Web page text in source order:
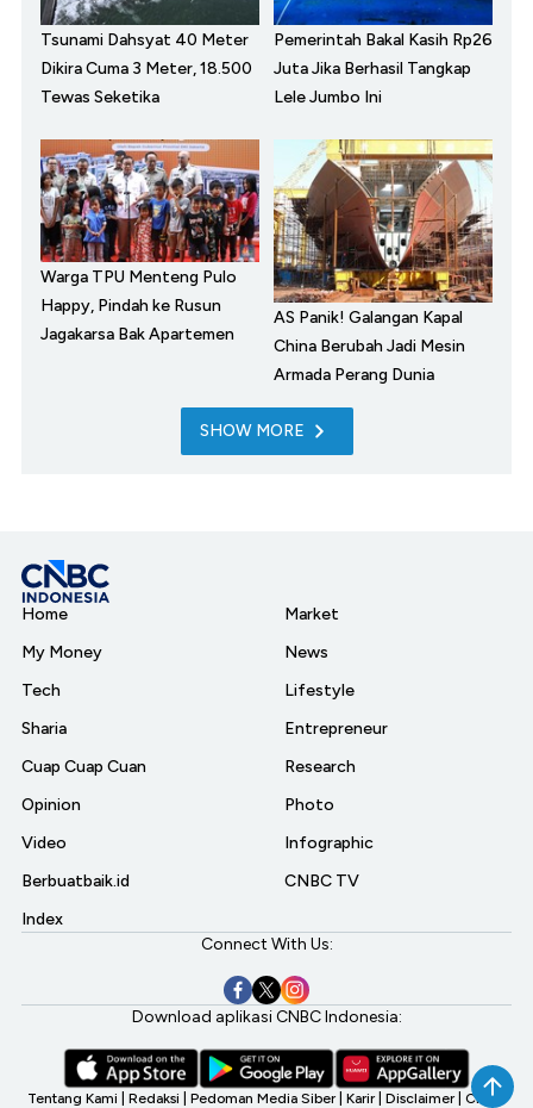
Tsunami Dahsyat 40 Meter
Dikira Cuma 3 Meter, 18.500
Tewas Seketika
Pemerintah Bakal Kasih Rp26
Juta Jika Berhasil Tangkap
Lele Jumbo Ini
Warga TPU Menteng Pulo
Happy, Pindah ke Rusun
Jagakarsa Bak Apartemen
AS Panik! Galangan Kapal
China Berubah Jadi Mesin
Armada Perang Dunia
SHOW MORE
Home
My Money
Tech
Sharia
Cuap Cuap Cuan
Opinion
Video
Berbuatbaik.id
Index
Market
News
Lifestyle
Entrepreneur
Research
Photo
Infographic
CNBC TV
Connect With Us:
Download aplikasi CNBC Indonesia:
Tentang Kami Redaksi Pedoman Media Siber Karir Disclaimer CNBC